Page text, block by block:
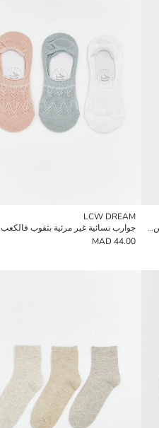
جوارب نسائية للكاحل مزينة بالزهور - علبة من 5 قطع
LCW DREAM
44.00 MAD